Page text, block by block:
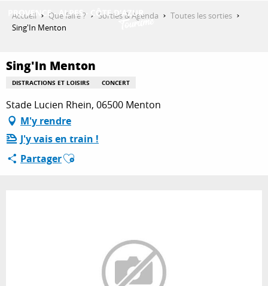
contenu
QUE FAIRE ?
SÉJOURNER
Accueil Que faire ? Sorties & Agenda
Toutes les sorties
Sing'In Menton
Sing'In Menton
DISTRACTIONS ET LOISIRS CONCERT
Stade Lucien Rhein, 06500 Menton
M'y rendre
J'y vais en train !
PartagerAjouter aux favoris